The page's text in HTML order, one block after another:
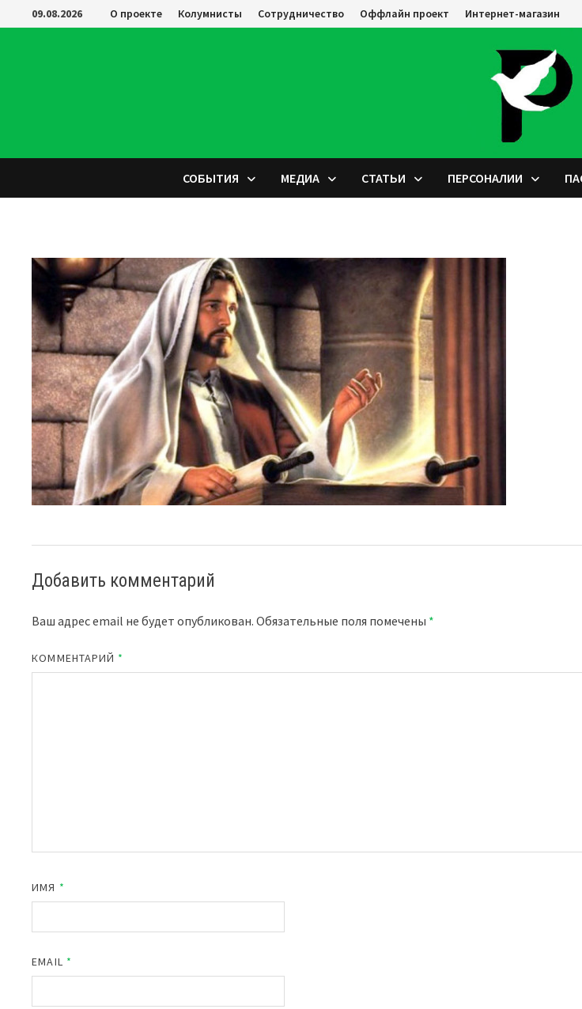
Перейти
к
09.08.2026 О проекте Колумнисты Сотрудничество Оффлайн проект Интернет-магазин
СОБЫТИЯ МЕДИА СТАТЬИ ПЕРСОНАЛИИ
Добавить комментарий
Ваш адрес email не будет опубликован. Обязательные поля помечены *
КОММЕНТАРИЙ *
ИМЯ *
EMAIL *